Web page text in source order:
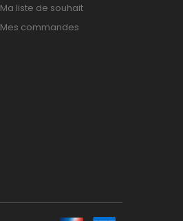
Ma liste de souhait
Mes commandes